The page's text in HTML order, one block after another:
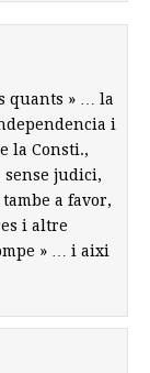
quants » … la
i
la Consti.,
judici,
a favor,
i altre
» … i aixi